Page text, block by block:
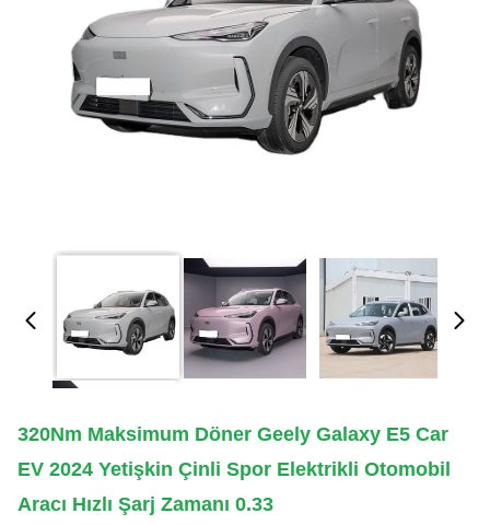
320Nm Maksimum Döner Geely Galaxy E5 Car
EV 2024 Yetişkin Çinli Spor Elektrikli Otomobil
Aracı Hızlı Şarj Zamanı 0.33